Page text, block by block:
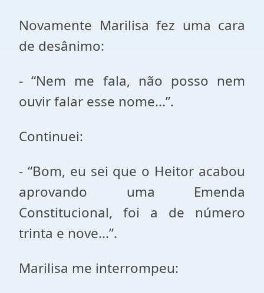
Novamente Marilisa fez uma cara
de desânimo:
- “Nem me fala, não posso nem
ouvir falar esse nome...”.
Continuei:
- “Bom, eu sei que o Heitor acabou
aprovando uma Emenda
Constitucional, foi a de número
trinta e nove...”.
Marilisa me interrompeu: